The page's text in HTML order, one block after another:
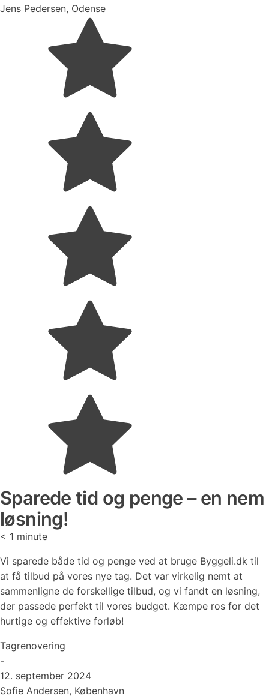
Jens Pedersen, Odense
Sparede tid og penge – en nem
løsning!
< 1 minute
Vi sparede både tid og penge ved at bruge Byggeli.dk til
at få tilbud på vores nye tag. Det var virkelig nemt at
sammenligne de forskellige tilbud, og vi fandt en løsning,
der passede perfekt til vores budget. Kæmpe ros for det
hurtige og effektive forløb!
Tagrenovering
-
12. september 2024
Sofie Andersen, København